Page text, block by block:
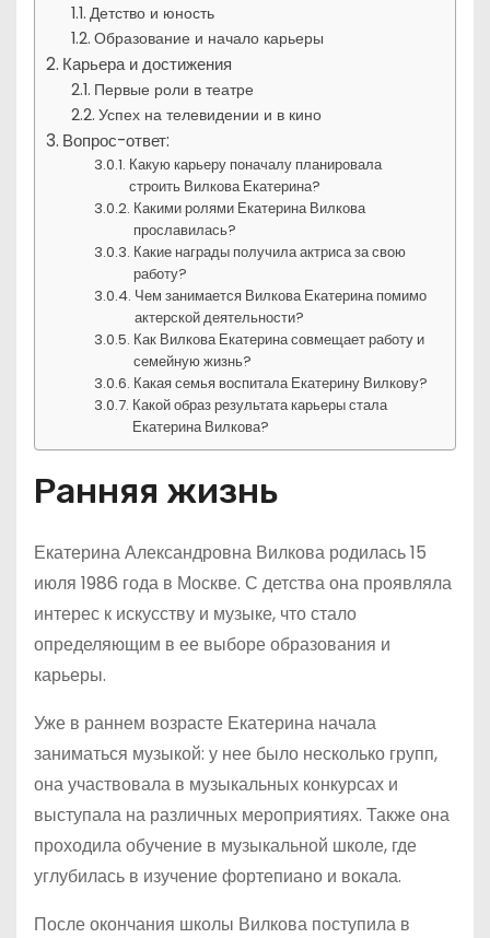
Детство и юность
Образование и начало карьеры
Карьера и достижения
Первые роли в театре
Успех на телевидении и в кино
Вопрос-ответ:
Какую карьеру поначалу планировала
строить Вилкова Екатерина?
Какими ролями Екатерина Вилкова
прославилась?
Какие награды получила актриса за свою
работу?
Чем занимается Вилкова Екатерина помимо
актерской деятельности?
Как Вилкова Екатерина совмещает работу и
семейную жизнь?
Какая семья воспитала Екатерину Вилкову?
Какой образ результата карьеры стала
Екатерина Вилкова?
Ранняя жизнь
Екатерина Александровна Вилкова родилась 15
июля 1986 года в Москве. С детства она проявляла
интерес к искусству и музыке, что стало
определяющим в ее выборе образования и
карьеры.
Уже в раннем возрасте Екатерина начала
заниматься музыкой: у нее было несколько групп,
она участвовала в музыкальных конкурсах и
выступала на различных мероприятиях. Также она
проходила обучение в музыкальной школе, где
углубилась в изучение фортепиано и вокала.
После окончания школы Вилкова поступила в